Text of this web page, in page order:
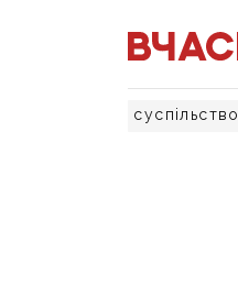
суспільство